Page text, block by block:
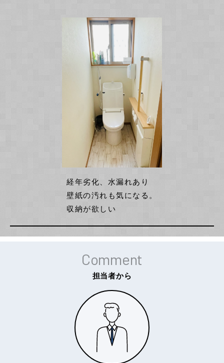
経年劣化、水漏れあり
壁紙の汚れも気になる。
収納が欲しい
Comment
担当者から